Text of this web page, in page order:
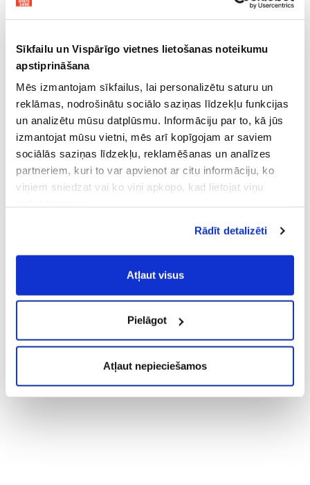
Sīkfailu un Vispārīgo vietnes lietošanas noteikumu
apstiprināšana
Mēs izmantojam sīkfailus, lai personalizētu saturu un
reklāmas, nodrošinātu sociālo saziņas līdzekļu funkcijas
un analizētu mūsu datplūsmu. Informāciju par to, kā jūs
izmantojat mūsu vietni, mēs arī kopīgojam ar saviem
sociālās saziņas līdzekļu, reklamēšanas un analīzes
partneriem, kuri to var apvienot ar citu informāciju, ko
viņiem sniedzat vai ko viņi apkopo, kad lietojat viņu
Vispārīgiem vietnes lietošanas
noteikumiem(saīsināti - VVLN).
Rādīt detalizēti
Atļaut visus
Pielāgot
Atļaut nepieciešamos